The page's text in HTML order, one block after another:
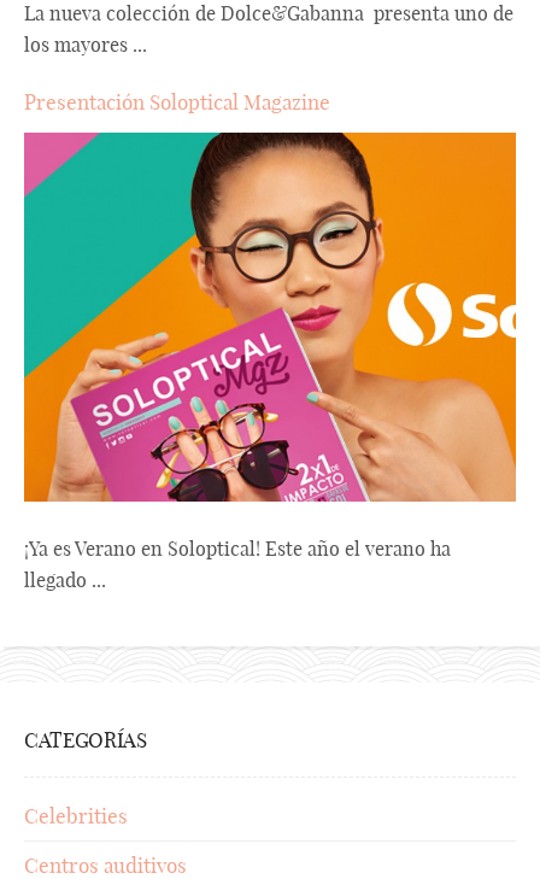
La nueva colección de Dolce&Gabanna presenta uno de
los mayores ...
Presentación Soloptical Magazine
¡Ya es Verano en Soloptical! Este año el verano ha
llegado ...
CATEGORÍAS
Celebrities
Centros auditivos